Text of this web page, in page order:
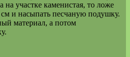
на участке каменистая, то ложе
и насыпать песчаную подушку.
материал, а потом